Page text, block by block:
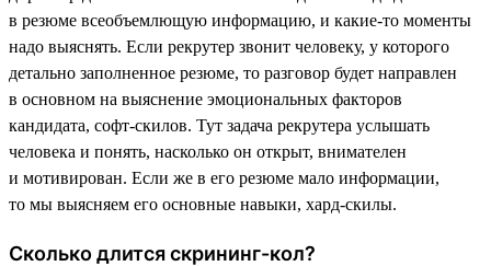
в резюме всеобъемлющую информацию, и какие-то моменты
надо выяснять. Если рекрутер звонит человеку, у которого
детально заполненное резюме, то разговор будет направлен
в основном на выяснение эмоциональных факторов
кандидата, софт-скилов. Тут задача рекрутера услышать
человека и понять, насколько он открыт, внимателен
и мотивирован. Если же в его резюме мало информации,
то мы выясняем его основные навыки, хард-скилы.
Сколько длится скрининг-кол?